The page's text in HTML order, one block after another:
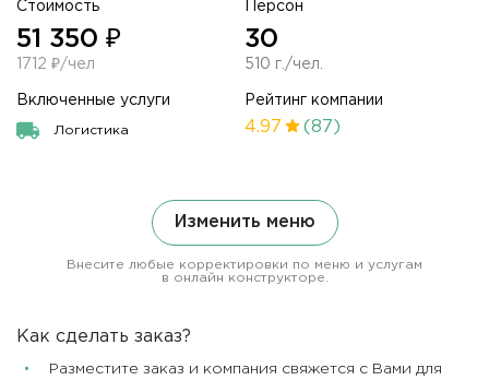
Стоимость
51 350 ₽
1712 ₽/чел
Персон
30
510 г./чел.
Включенные услуги
Логистика
Рейтинг компании
4.97 (87)
Изменить меню
Внесите любые корректировки по меню и услугам
в онлайн конструкторе.
Как сделать заказ?
Разместите заказ и компания свяжется с Вами для